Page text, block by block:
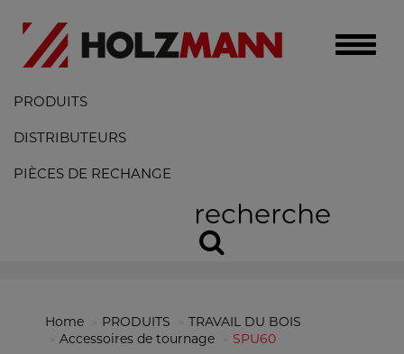
Toggle
PRODUITS
DISTRIBUTEURS
PIÈCES DE RECHANGE
recherche
Home PRODUITS
TRAVAIL DU BOIS
Accessoires de tournage
SPU60